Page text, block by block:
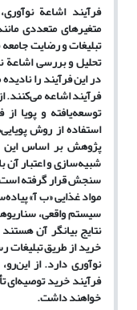
فرآیند اشاعة
متغیرهای متعددی
تبلیغات و رضایت
تحلیل و بررسی اشاعة
در این فرآیند را
فرآیند اشاعه میکنند.
توسعهیافته و پویا
استفاده از روشپویایی
پژوهش بر اساس این
شبیهسازی و اعتبار آن
سنجش قرار گرفته
مواد غذایی «ب آ» پیاده
سیستم واقعی، سناریو
نتایج بیانگر آن
خرید از طریق تبلیغات
نوآوری دارد. از این
فرآیند خرید توصیهای
خواهند داشت.